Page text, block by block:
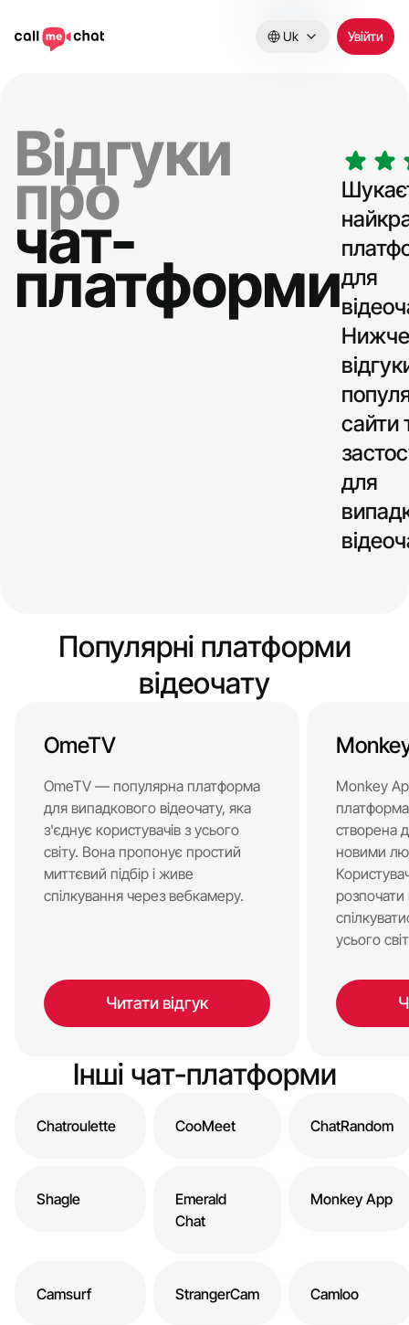
Uk Увійти
Відгуки
про
чат-
платформидля
Нижче
сайти
для
Популярні платформи
відеочату
OmeTV
OmeTV — популярна платформа
для випадкового відеочату, яка
з'єднує користувачів з усього
світу. Вона пропонує простий
миттєвий підбір і живе
спілкування через вебкамеру.
Читати відгук
Monkey
платформа
створена
новими
розпочати
усього
Інші чат-платформи
Chatroulette CooMeet ChatRandom
Shagle
Emerald
Chat
Monkey App
Camsurf StrangerCam Camloo